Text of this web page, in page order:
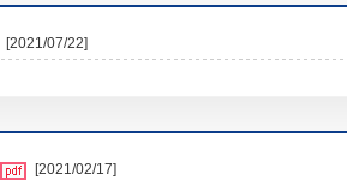
[2021/07/22]
[2021/02/17]